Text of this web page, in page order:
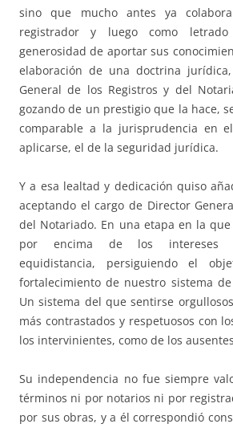
sino que mucho antes ya
registrador y luego como
generosidad de aportar sus
elaboración de una doctrina
General de los Registros y del
gozando de un prestigio que la hace,
comparable a la jurisprudencia en
aplicarse, el de la seguridad jurídica.
Y a esa lealtad y dedicación quiso
aceptando el cargo de Director
del Notariado. En una etapa en la
por encima de los intereses
equidistancia, persiguiendo el
fortalecimiento de nuestro sistema
Un sistema del que sentirse
más contrastados y respetuosos con
los intervinientes, como de los
Su independencia no fue siempre
términos ni por notarios ni por
por sus obras, y a él correspondió